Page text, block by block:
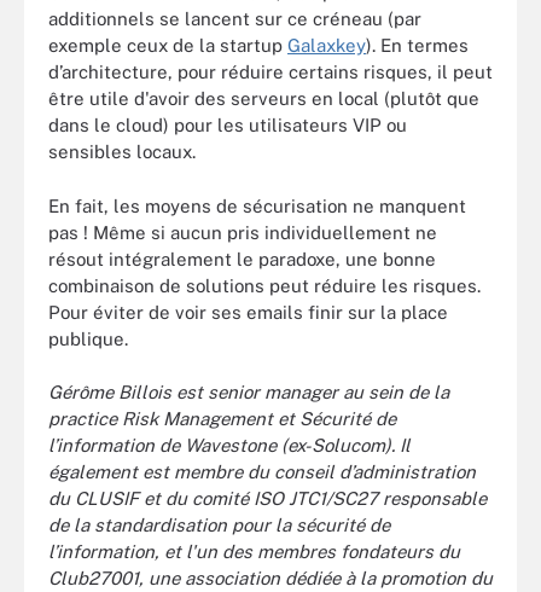
additionnels se lancent sur ce créneau (par
exemple ceux de la startup Galaxkey). En termes
d’architecture, pour réduire certains risques, il peut
être utile d'avoir des serveurs en local (plutôt que
dans le cloud) pour les utilisateurs VIP ou
sensibles locaux.
En fait, les moyens de sécurisation ne manquent
pas ! Même si aucun pris individuellement ne
résout intégralement le paradoxe, une bonne
combinaison de solutions peut réduire les risques.
Pour éviter de voir ses emails finir sur la place
publique.
Gérôme Billois est senior manager au sein de la
practice Risk Management et Sécurité de
l’information de Wavestone (ex-Solucom). Il
également est membre du conseil d’administration
du CLUSIF et du comité ISO JTC1/SC27 responsable
de la standardisation pour la sécurité de
l’information, et l'un des membres fondateurs du
Club27001, une association dédiée à la promotion du